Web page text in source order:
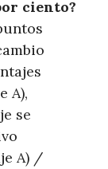
ciento?
A),
se
A) /